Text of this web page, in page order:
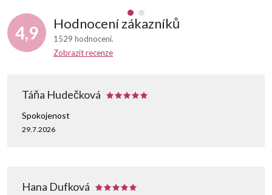
4,9 Hodnocení zákazníků
1529 hodnocení
Zobrazit recenze
Táňa Hudečková
29.7.2026
Spokojenost
Hana Dufková